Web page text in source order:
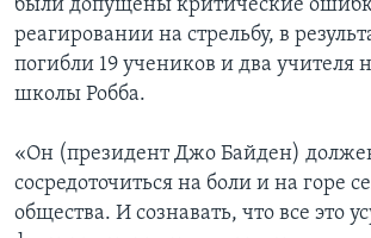
были допущены критические
реагировании на стрельбу, в
погибли 19 учеников и два учителя
школы Робба.
«Он (президент Джо Байден)
сосредоточиться на боли и на горе
общества. И сознавать, что все это